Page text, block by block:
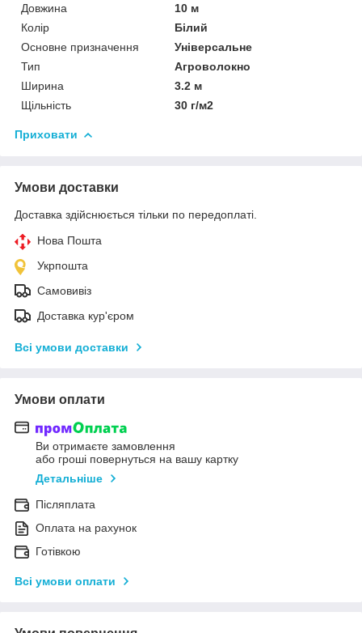
Довжина
10 м
Колір
Білий
Основне призначення
Універсальне
Тип
Агроволокно
Ширина
3.2 м
Щільність
30 г/м2
Приховати
Умови доставки
Доставка здійснюється тільки по передоплаті.
Нова Пошта
Укрпошта
Самовивіз
Доставка кур'єром
Всі умови доставки
Умови оплати
Ви отримаєте замовлення
або гроші повернуться на вашу картку
Детальніше
Післяплата
Оплата на рахунок
Готівкою
Всі умови оплати